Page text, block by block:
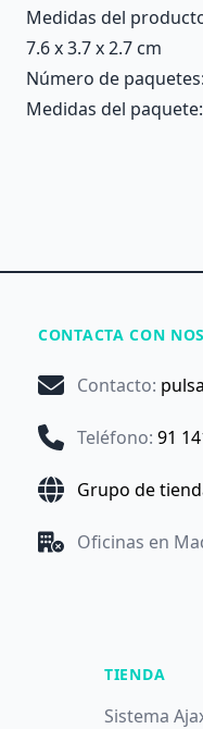
Medidas del
7.6 x 3.7 x 2.7 cm
Número de
Medidas del
CONTACTA CON
Contacto:
Teléfono: 91
Grupo de
Oficinas en
TIENDA
Sistema